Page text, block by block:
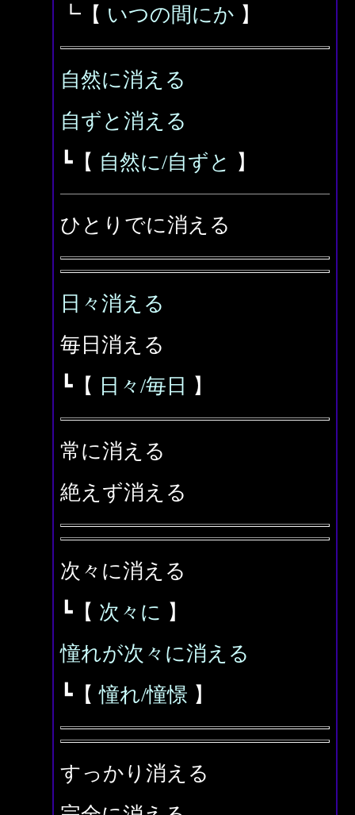
┗【 いつの間にか 】
自然に消える
自ずと消える
┗【 自然に/自ずと 】
ひとりでに消える
日々消える
毎日消える
┗【
日々/毎日 】
常に消える
絶えず消える
次々に消える
┗【 次々に 】
憧れが次々に消える
┗【憧れ/憧憬 】
すっかり消える